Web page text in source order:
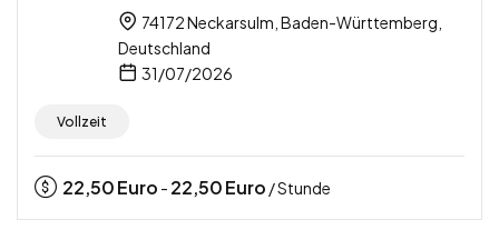
74172 Neckarsulm, Baden-Württemberg,
Deutschland
31/07/2026
Vollzeit
22,50Euro - 22,50Euro / Stunde